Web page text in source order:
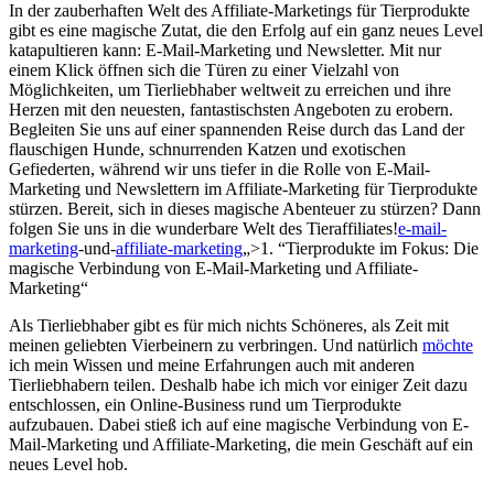
In der zauberhaften Welt‍ des Affiliate-Marketings für Tierprodukte
gibt‌ es eine magische Zutat, ⁣die⁤ den Erfolg auf ein ganz neues‌ Level
katapultieren kann: E-Mail-Marketing und Newsletter.⁤ Mit nur ​
einem Klick öffnen sich die Türen zu einer Vielzahl von
Möglichkeiten, um ⁣Tierliebhaber weltweit‌ zu erreichen und ihre
Herzen mit den neuesten, fantastischsten Angeboten zu erobern.
Begleiten Sie uns auf ​einer spannenden Reise ⁢durch das Land der
flauschigen Hunde, schnurrenden Katzen‍ und ⁢exotischen
Gefiederten, während wir uns tiefer in die Rolle von E-Mail-
Marketing und Newslettern im Affiliate-Marketing ‌für Tierprodukte
stürzen. Bereit, sich in dieses magische Abenteuer zu stürzen? Dann
folgen Sie uns in die ⁤wunderbare Welt des Tieraffiliates!e-mail-
marketing-und-affiliate-marketing„>1. ⁤“Tierprodukte im ‍Fokus: Die
magische⁤ Verbindung von E-Mail-Marketing und Affiliate-
Marketing“
Als Tierliebhaber gibt es‌ für‌ mich nichts Schöneres, als Zeit mit
meinen geliebten Vierbeinern zu‌ verbringen. Und natürlich möchte
ich mein Wissen und meine Erfahrungen auch mit anderen
Tierliebhabern teilen. Deshalb ⁢habe ich mich vor einiger Zeit dazu
entschlossen, ein Online-Business⁢ rund um Tierprodukte
⁢aufzubauen. Dabei stieß​ ich ​auf eine magische ⁢Verbindung von ​E-
Mail-Marketing⁣ und Affiliate-Marketing, die mein Geschäft auf ein
neues Level hob.